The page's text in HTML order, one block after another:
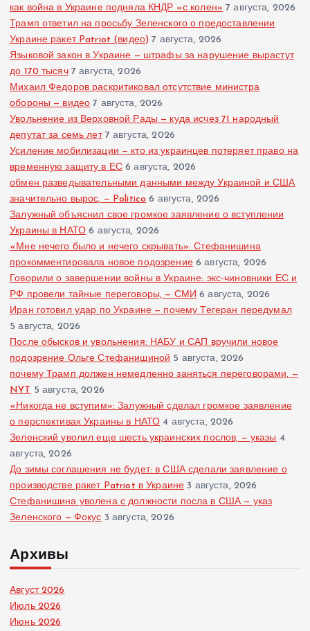
как война в Украине подняла КНДР «с колен» 7 августа, 2026
Трамп ответил на просьбу Зеленского о предоставлении
Украине ракет Patriot (видео) 7 августа, 2026
Языковой закон в Украине — штрафы за нарушение вырастут
до 170 тысяч 7 августа, 2026
Михаил Федоров раскритиковал отсутствие министра
обороны — видео 7 августа, 2026
Увольнение из Верховной Рады — куда исчез 71 народный
депутат за семь лет 7 августа, 2026
Усиление мобилизации — кто из украинцев потеряет право на
временную защиту в ЕС 6 августа, 2026
обмен разведывательными данными между Украиной и США
значительно вырос, — Politico 6 августа, 2026
Залужный объяснил свое громкое заявление о вступлении
Украины в НАТО 6 августа, 2026
«Мне нечего было и нечего скрывать»: Стефанишина
прокомментировала новое подозрение 6 августа, 2026
Говорили о завершении войны в Украине: экс-чиновники ЕС и
РФ провели тайные переговоры, — СМИ 6 августа, 2026
Иран готовил удар по Украине — почему Тегеран передумал
5 августа, 2026
После обысков и увольнения: НАБУ и САП вручили новое
подозрение Ольге Стефанишиной 5 августа, 2026
почему Трамп должен немедленно заняться переговорами, —
NYT 5 августа, 2026
«Никогда не вступим»: Залужный сделал громкое заявление
о перспективах Украины в НАТО 4 августа, 2026
Зеленский уволил еще шесть украинских послов, — указы 4
августа, 2026
До зимы соглашения не будет: в США сделали заявление о
производстве ракет Patriot в Украине 3 августа, 2026
Стефанишина уволена с должности посла в США — указ
Зеленского — Фокус 3 августа, 2026
Архивы
Август 2026
Июль 2026
Июнь 2026